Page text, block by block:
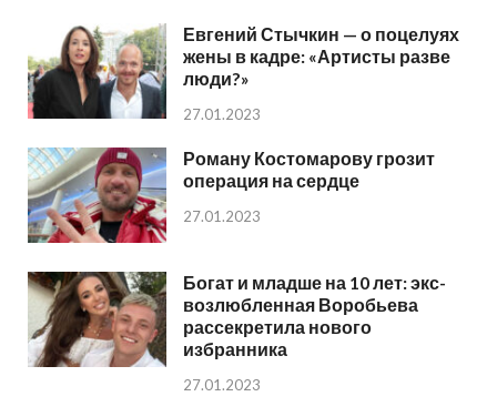
Евгений Стычкин — о поцелуях
жены в кадре: «Артисты разве
люди?»
27.01.2023
Роману Костомарову грозит
операция на сердце
27.01.2023
Богат и младше на 10 лет: экс-
возлюбленная Воробьева
рассекретила нового
избранника
27.01.2023